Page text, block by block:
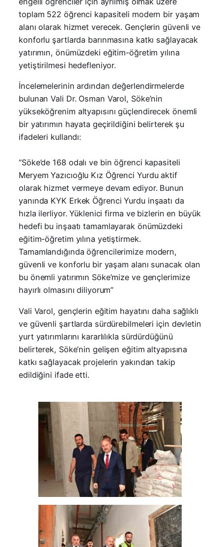
toplam 522 öğrenci kapasiteli modern bir yaşam
alanı olarak hizmet verecek. Gençlerin güvenli ve
konforlu şartlarda barınmasına katkı sağlayacak
yatırımın, önümüzdeki eğitim-öğretim yılına
yetiştirilmesi hedefleniyor.
İncelemelerinin ardından değerlendirmelerde
bulunan Vali Dr. Osman Varol, Söke’nin
yükseköğrenim altyapısını güçlendirecek önemli
bir yatırımın hayata geçirildiğini belirterek şu
ifadeleri kullandı:
“Söke’de 168 odalı ve bin öğrenci kapasiteli
Meryem Yazıcıoğlu Kız Öğrenci Yurdu aktif
olarak hizmet vermeye devam ediyor. Bunun
yanında KYK Erkek Öğrenci Yurdu inşaatı da
hızla ilerliyor. Yüklenici firma ve bizlerin en büyük
hedefi bu inşaatı tamamlayarak önümüzdeki
eğitim-öğretim yılına yetiştirmek.
Tamamlandığında öğrencilerimize modern,
güvenli ve konforlu bir yaşam alanı sunacak olan
bu önemli yatırımın Söke’mize ve gençlerimize
hayırlı olmasını diliyorum”
Vali Varol, gençlerin eğitim hayatını daha sağlıklı
ve güvenli şartlarda sürdürebilmeleri için devletin
yurt yatırımlarını kararlılıkla sürdürdüğünü
belirterek, Söke’nin gelişen eğitim altyapısına
katkı sağlayacak projelerin yakından takip
edildiğini ifade etti.